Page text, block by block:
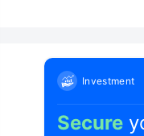
Investment
Secure